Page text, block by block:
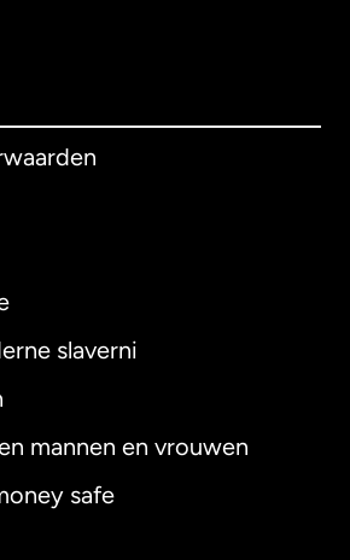
slaverni
mannen en vrouwen
safe
English